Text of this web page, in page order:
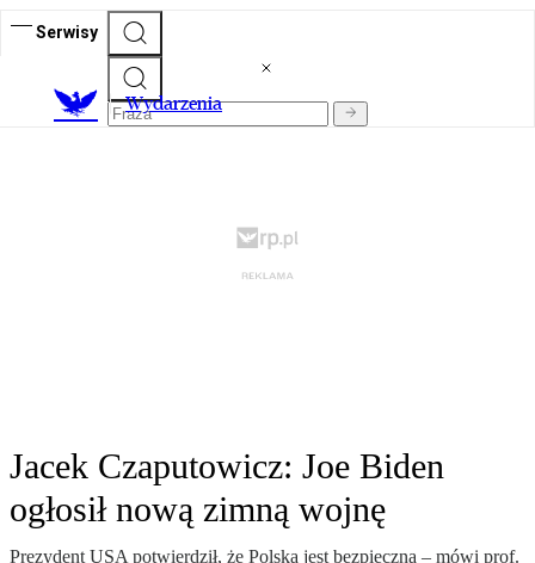
Serwisy
Wydarzenia
Jacek Czaputowicz: Joe Biden
ogłosił nową zimną wojnę
Prezydent USA potwierdził, że Polska jest bezpieczna – mówi prof.